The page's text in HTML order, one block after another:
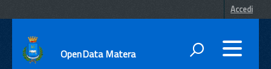
Accedi
OpenData Matera